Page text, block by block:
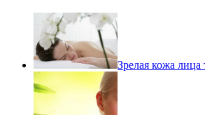
Зрелая кожа лица